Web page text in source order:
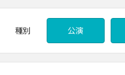
種別 公演